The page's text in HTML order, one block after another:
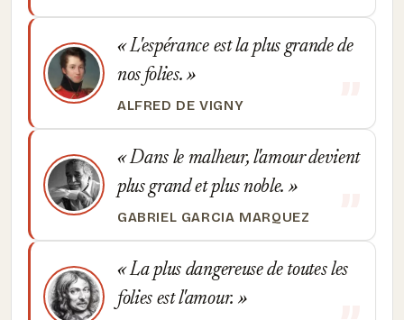
L'espérance est la plus grande de
nos folies.
ALFRED DE VIGNY
Dans le malheur, l'amour devient
plus grand et plus noble.
GABRIEL GARCIA MARQUEZ
La plus dangereuse de toutes les
folies est l'amour.